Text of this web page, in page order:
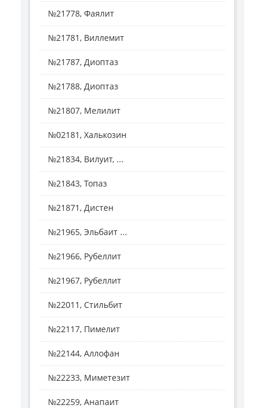
№21778, Фаялит
№21781, Виллемит
№21787, Диоптаз
№21788, Диоптаз
№21807, Мелилит
№02181, Халькозин
№21834, Вилуит, ...
№21843, Топаз
№21871, Дистен
№21965, Эльбаит ...
№21966, Рубеллит
№21967, Рубеллит
№22011, Стильбит
№22117, Пимелит
№22144, Аллофан
№22233, Миметезит
№22259, Анапаит